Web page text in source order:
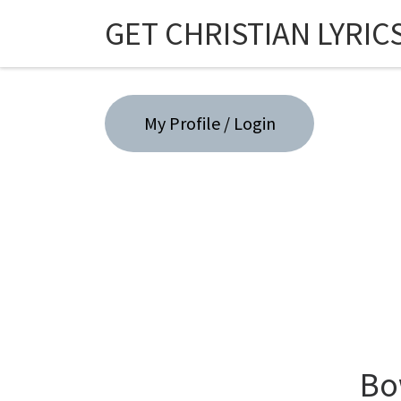
Skip to contentGET CHRISTIAN
My Profile / Login